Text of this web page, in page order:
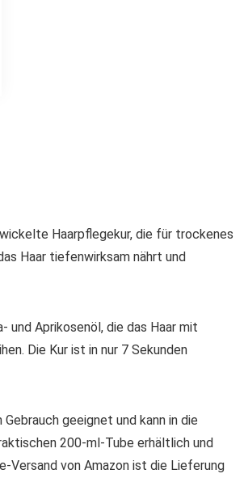
Haarpflegekur, die für trockenes
Haar tiefenwirksam nährt und
und Aprikosenöl, die das Haar mit
Die Kur ist in nur 7 Sekunden
geeignet und kann in die
200-ml-Tube erhältlich und
Versand von Amazon ist die Lieferung